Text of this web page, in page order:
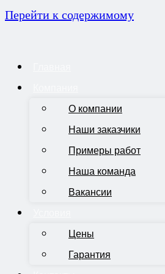
Перейти к содержимому
О компании
Наши заказчики
Примеры работ
Наша команда
Вакансии
Цены
Гарантия